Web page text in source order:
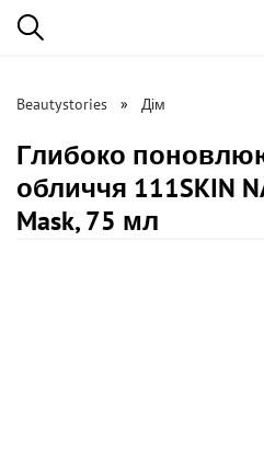
Beautystories Дім
Глибоко
обличчя 111SKIN
Mask, 75 мл